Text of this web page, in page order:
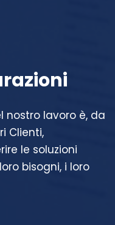
nostro lavoro è, da
Clienti,
le soluzioni
bisogni, i loro